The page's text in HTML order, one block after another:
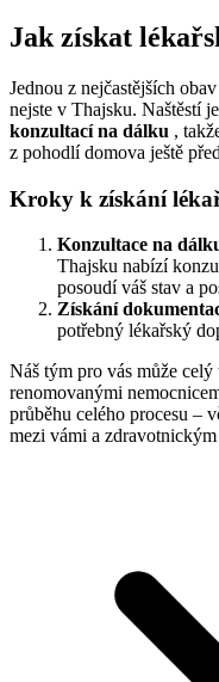
Jak získat
Jednou z nejčastějších
nejste v Thajsku. Naštěstí
konzultací na dálku ,
z pohodlí domova ještě
Kroky k získání
Konzultace na
Thajsku nabízí
posoudí váš stav a
Získání
potřebný lékařský
Náš tým pro vás může
renomovanými
průběhu celého procesu –
mezi vámi a zdravotnickým